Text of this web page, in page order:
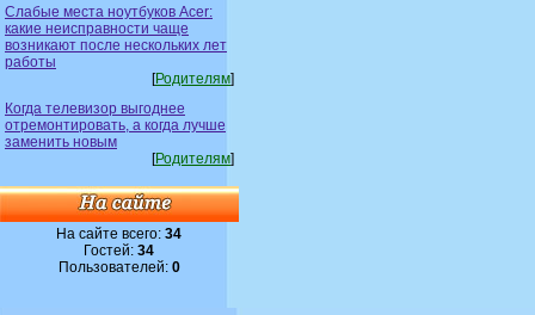
Слабые места ноутбуков Acer:
какие неисправности чаще
возникают после нескольких лет
работы
[Родителям]
Когда телевизор выгоднее
отремонтировать, а когда лучше
заменить новым
[Родителям]
На сайте всего:34
Гостей:34
Пользователей: 0